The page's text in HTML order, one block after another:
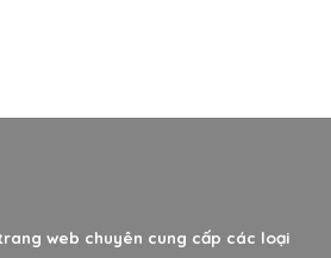
web chuyên cung cấp các loại